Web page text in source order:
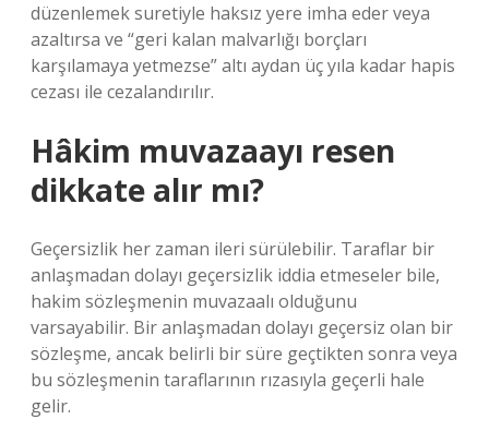
düzenlemek suretiyle haksız yere imha eder veya
azaltırsa ve “geri kalan malvarlığı borçları
karşılamaya yetmezse” altı aydan üç yıla kadar hapis
cezası ile cezalandırılır.
Hâkim muvazaayı resen
dikkate alır mı?
Geçersizlik her zaman ileri sürülebilir. Taraflar bir
anlaşmadan dolayı geçersizlik iddia etmeseler bile,
hakim sözleşmenin muvazaalı olduğunu
varsayabilir. Bir anlaşmadan dolayı geçersiz olan bir
sözleşme, ancak belirli bir süre geçtikten sonra veya
bu sözleşmenin taraflarının rızasıyla geçerli hale
gelir.